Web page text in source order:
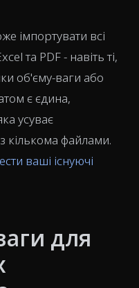
імпортувати всі
та PDF - навіть ті,
об'єму-ваги або
є єдина,
усуває
кількома файлами.
ваші існуючі
для